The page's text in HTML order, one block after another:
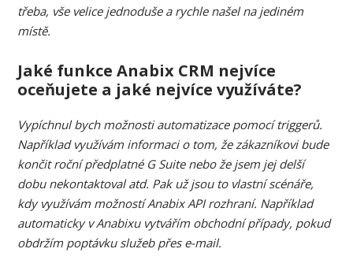
třeba, vše velice jednoduše a rychle našel na jediném
místě.
Jaké funkce Anabix CRM nejvíce
oceňujete a jaké nejvíce využíváte?
Vypíchnul bych možnosti automatizace pomocí triggerů.
Například využívám informaci o tom, že zákazníkovi bude
končit roční předplatné G Suite nebo že jsem jej delší
dobu nekontaktoval atd. Pak už jsou to vlastní scénáře,
kdy využívám možností Anabix API rozhraní. Například
automaticky v Anabixu vytvářím obchodní případy, pokud
obdržím poptávku služeb přes e-mail.